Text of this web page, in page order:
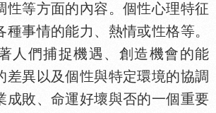
等方面的內容。個
心理特征
種事情的能力、熱情或
格等。
人們捕捉機遇、創造機會的能
差異以及個
與特定環境的協調
成敗、命運好壞與否的一個重要